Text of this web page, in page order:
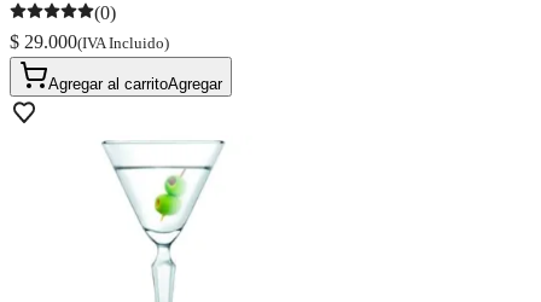
(0)
$ 29.000(IVA Incluido)
Agregar al carritoAgregar